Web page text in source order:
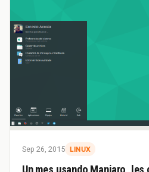
Sep 26, 2015 LINUX
Un mes usando Manjaro, les